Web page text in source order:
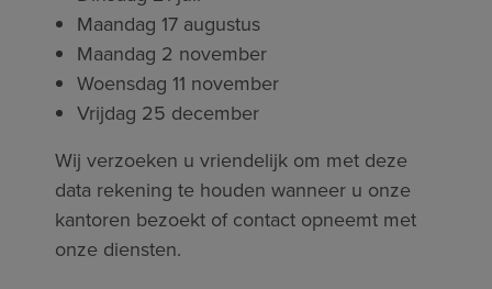
Maandag 17 augustus
Maandag 2 november
Woensdag 11 november
Vrijdag 25 december
Wij verzoeken u vriendelijk om met deze
data rekening te houden wanneer u onze
kantoren bezoekt of contact opneemt met
onze diensten.